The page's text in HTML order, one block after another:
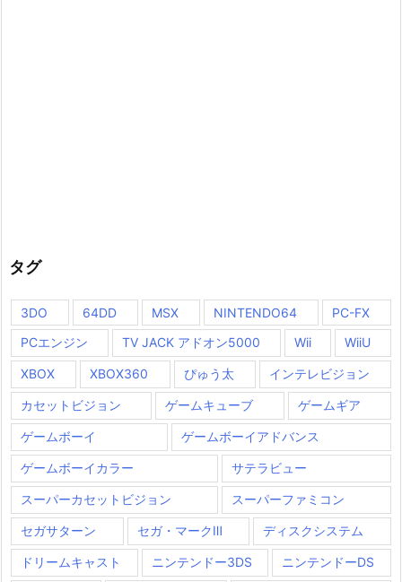
タグ
3DO 64DD MSX NINTENDO64
PC-FX
PCエンジン
TV JACK アドオン5000 Wii WiiU
XBOX XBOX360 ぴゅう太 インテレビジョン
カセットビジョン ゲームキューブ ゲームギア
ゲームボーイ ゲームボーイアドバンス
ゲームボーイカラー サテラビュー
スーパーカセットビジョン スーパーファミコン
セガサターン セガ・マークⅢ ディスクシステム
ドリームキャスト ニンテンドー3DS ニンテンドーDS